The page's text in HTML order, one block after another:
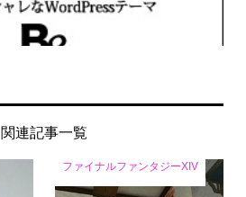
関連記事一覧
ファイナルファンタジーXIV